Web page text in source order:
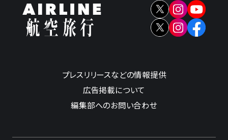
プレスリリースなどの情報提供
広告掲載について
編集部へのお問い合わせ